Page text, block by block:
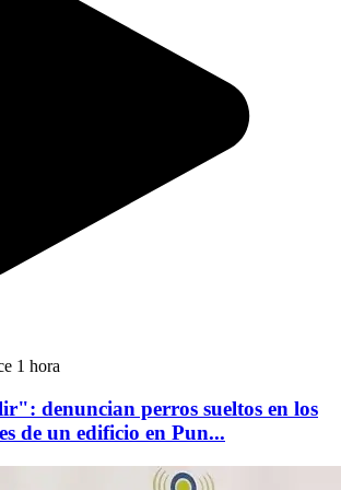
1 hora
denuncian perros sueltos en los
de un edificio en Pun...